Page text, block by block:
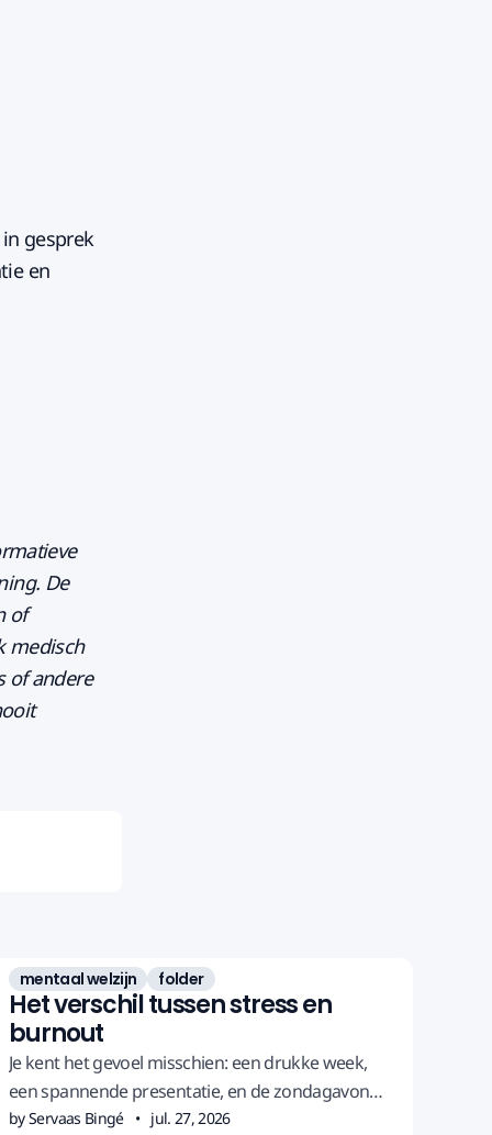
gesprek
en
De
of
medisch
of andere
mentaal welzijn folder
Het verschil tussen stress en
burnout
Je kent het gevoel misschien: een drukke week,
een spannende presentatie, en de zondagavond
begint het al te nijpen. Vroeger loste dat zich
by Servaas Bingé jul. 27, 2026